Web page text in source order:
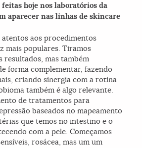
feitas hoje nos laboratórios da
aparecer nas linhas de skincare
atentos aos procedimentos
mais populares. Tiramos
resultados, mas também
forma complementar, fazendo
criando sinergia com a rotina
também é algo relevante.
de tratamentos para
baseados no mapeamento
que temos no intestino e o
com a pele. Começamos
rosácea, mas um um